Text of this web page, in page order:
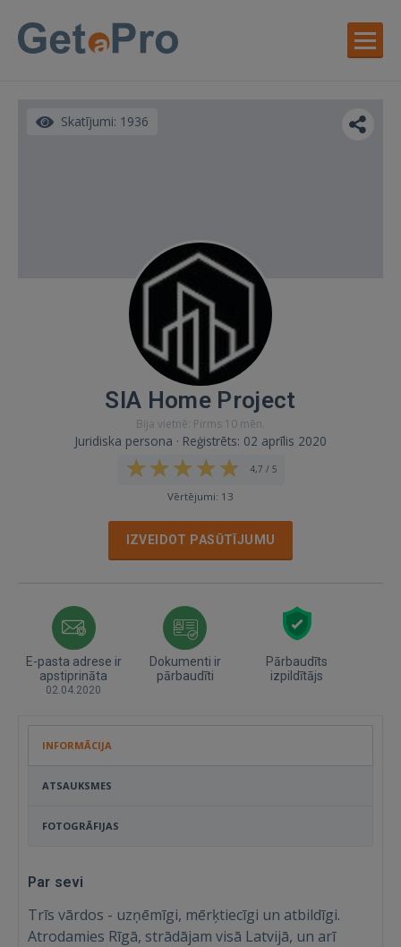
Skatījumi: 1936
SIA Home Project
Bija vietnē: Pirms 10 mēn.
Juridiska persona · Reģistrēts: 02 aprīlis 2020
4,7 / 5
Vērtējumi: 13
IZVEIDOT PASŪTĪJUMU
E-pasta adrese ir
apstiprināta
02.04.2020
Dokumenti ir
pārbaudīti
Pārbaudīts
izpildītājs
INFORMĀCIJA
ATSAUKSMES
FOTOGRĀFIJAS
Par sevi
Trīs vārdos - uzņēmīgi, mērķtiecīgi un atbildīgi.
Atrodamies Rīgā, strādājam visā Latvijā, un arī